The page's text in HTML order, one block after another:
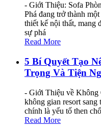
- Giới Thiệu: Sofa
Phá đang trở thành
thiết kế nội thất, mang
sự phá
Read More
5 Bí Quyết Tạo
Trọng Và Tiện
- Giới Thiệu về Không
không gian resort
chính là yếu tố then
Read More